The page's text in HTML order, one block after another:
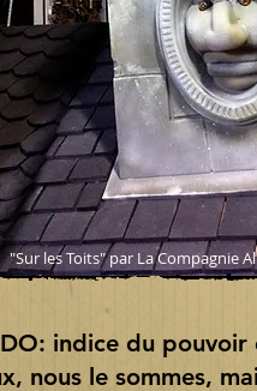
"Sur les Toits" par La Compagnie
indice du
nous le sommes,